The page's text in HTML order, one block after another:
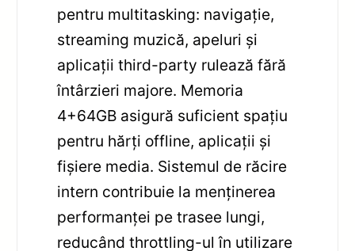
pentru multitasking: navigație,
streaming muzică, apeluri și
aplicații third-party rulează fără
întârzieri majore. Memoria
4+64GB asigură suficient spațiu
pentru hărți offline, aplicații și
fișiere media. Sistemul de răcire
intern contribuie la menținerea
performanței pe trasee lungi,
reducând throttling-ul în utilizare